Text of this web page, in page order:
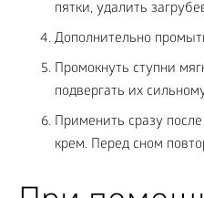
пятки, удалить
Дополнительно
Промокнуть ступни
подвергать их
Применить сразу
крем. Перед сном